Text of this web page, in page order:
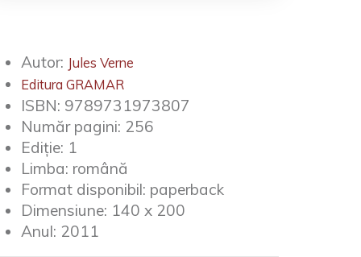
Autor: Jules Verne
Editura GRAMAR
ISBN: 9789731973807
Număr pagini: 256
Ediție: 1
Limba: română
Format disponibil: paperback
Dimensiune: 140 x 200
Anul: 2011